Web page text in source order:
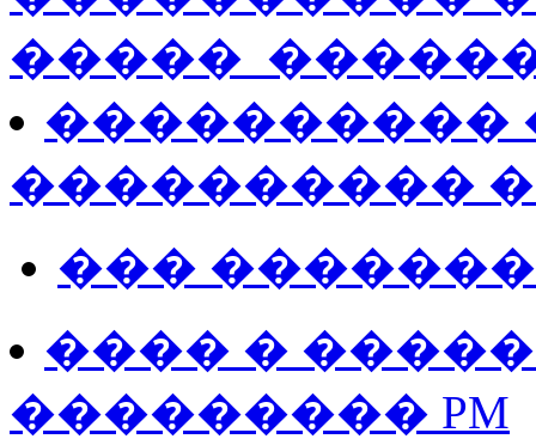
�����
����������
����������
���
���� �
��������� PM